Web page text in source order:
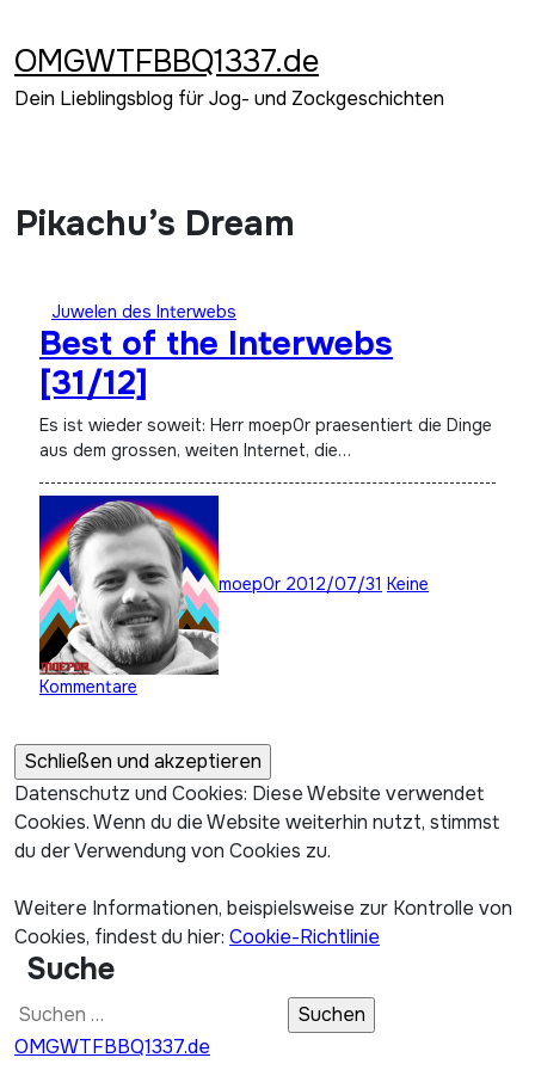
springen
OMGWTFBBQ1337.de
Dein Lieblingsblog für Jog- und Zockgeschichten
Pikachu’s Dream
Juwelen des Interwebs
Best of the Interwebs
[31/12]
Es ist wieder soweit: Herr moep0r praesentiert die Dinge
aus dem grossen, weiten Internet, die…
moep0r 2012/07/31 Keine
Kommentare
Datenschutz und Cookies: Diese Website verwendet
Cookies. Wenn du die Website weiterhin nutzt, stimmst
du der Verwendung von Cookies zu.
Weitere Informationen, beispielsweise zur Kontrolle von
Cookies, findest du hier: Cookie-Richtlinie
Suche
Suchen
nach:
OMGWTFBBQ1337.de